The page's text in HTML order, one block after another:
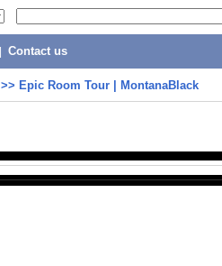
Contact us
>> Epic Room Tour | MontanaBlack